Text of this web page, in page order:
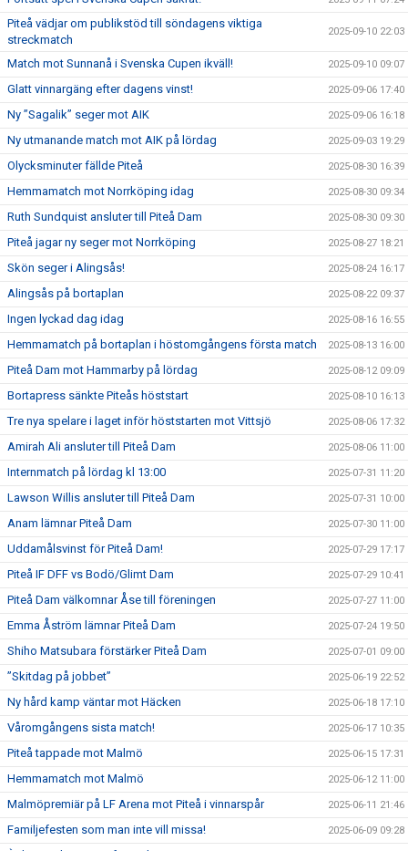
Piteå vädjar om publikstöd till söndagens viktiga
streckmatch
2025-09-10 22:03
Match mot Sunnanå i Svenska Cupen ikväll! 2025-09-10 09:07
Glatt vinnargäng efter dagens vinst! 2025-09-06 17:40
Ny ”Sagalik” seger mot AIK 2025-09-06 16:18
Ny utmanande match mot AIK på lördag 2025-09-03 19:29
Olycksminuter fällde Piteå 2025-08-30 16:39
Hemmamatch mot Norrköping idag 2025-08-30 09:34
Ruth Sundquist ansluter till Piteå Dam 2025-08-30 09:30
Piteå jagar ny seger mot Norrköping 2025-08-27 18:21
Skön seger i Alingsås! 2025-08-24 16:17
Alingsås på bortaplan 2025-08-22 09:37
Ingen lyckad dag idag 2025-08-16 16:55
Hemmamatch på bortaplan i höstomgångens första match 2025-08-13 16:00
Piteå Dam mot Hammarby på lördag 2025-08-12 09:09
Bortapress sänkte Piteås höststart 2025-08-10 16:13
Tre nya spelare i laget inför höststarten mot Vittsjö 2025-08-06 17:32
Amirah Ali ansluter till Piteå Dam 2025-08-06 11:00
Internmatch på lördag kl 13:00 2025-07-31 11:20
Lawson Willis ansluter till Piteå Dam 2025-07-31 10:00
Anam lämnar Piteå Dam 2025-07-30 11:00
Uddamålsvinst för Piteå Dam! 2025-07-29 17:17
Piteå IF DFF vs Bodö/Glimt Dam 2025-07-29 10:41
Piteå Dam välkomnar Åse till föreningen 2025-07-27 11:00
Emma Åström lämnar Piteå Dam 2025-07-24 19:50
Shiho Matsubara förstärker Piteå Dam 2025-07-01 09:00
”Skitdag på jobbet” 2025-06-19 22:52
Ny hård kamp väntar mot Häcken 2025-06-18 17:10
Våromgångens sista match! 2025-06-17 10:35
Piteå tappade mot Malmö 2025-06-15 17:31
Hemmamatch mot Malmö 2025-06-12 11:00
Malmöpremiär på LF Arena mot Piteå i vinnarspår 2025-06-11 21:46
Familjefesten som man inte vill missa! 2025-06-09 09:28